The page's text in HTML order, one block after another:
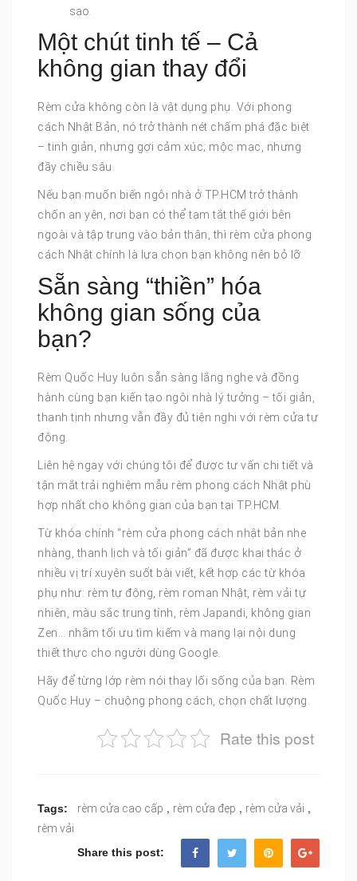
sao.
Một chút tinh tế – Cả
không gian thay đổi
Rèm cửa không còn là vật dụng phụ. Với phong
cách Nhật Bản, nó trở thành nét chấm phá đặc biệt
– tinh giản, nhưng gợi cảm xúc; mộc mạc, nhưng
đầy chiều sâu.
Nếu bạn muốn biến ngôi nhà ở TP.HCM trở thành
chốn an yên, nơi bạn có thể tạm tắt thế giới bên
ngoài và tập trung vào bản thân, thì rèm cửa phong
cách Nhật chính là lựa chọn bạn không nên bỏ lỡ.
Sẵn sàng “thiền” hóa
không gian sống của
bạn?
Rèm Quốc Huy luôn sẵn sàng lắng nghe và đồng
hành cùng bạn kiến tạo ngôi nhà lý tưởng – tối giản,
thanh tịnh nhưng vẫn đầy đủ tiện nghi với rèm cửa tự
động.
Liên hệ ngay với chúng tôi để được tư vấn chi tiết và
tận mắt trải nghiệm mẫu rèm phong cách Nhật phù
hợp nhất cho không gian của bạn tại TP.HCM.
Từ khóa chính “rèm cửa phong cách nhật bản nhẹ
nhàng, thanh lịch và tối giản” đã được khai thác ở
nhiều vị trí xuyên suốt bài viết, kết hợp các từ khóa
phụ như: rèm tự động, rèm roman Nhật, rèm vải tự
nhiên, màu sắc trung tính, rèm Japandi, không gian
Zen… nhằm tối ưu tìm kiếm và mang lại nội dung
thiết thực cho người dùng Google.
Hãy để từng lớp rèm nói thay lối sống của bạn. Rèm
Quốc Huy – chuộng phong cách, chọn chất lượng.
Rate this post
Tags: rèm cửa cao cấp , rèm cửa đẹp , rèm cửa vải ,
rèm vải
Share this post: